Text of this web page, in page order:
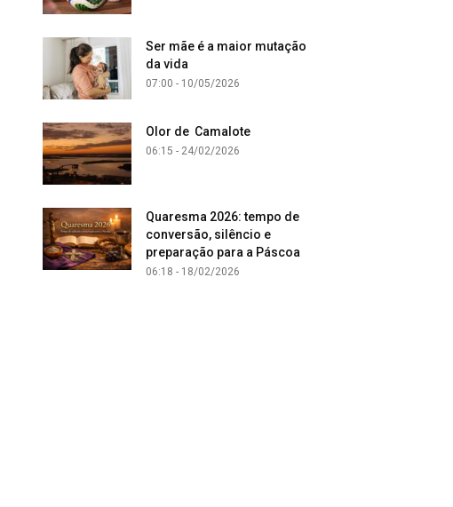
Ser mãe é a maior mutação
da vida
07:00 - 10/05/2026
Olor de Camalote
06:15 - 24/02/2026
Quaresma 2026: tempo de
conversão, silêncio e
preparação para a Páscoa
06:18 - 18/02/2026